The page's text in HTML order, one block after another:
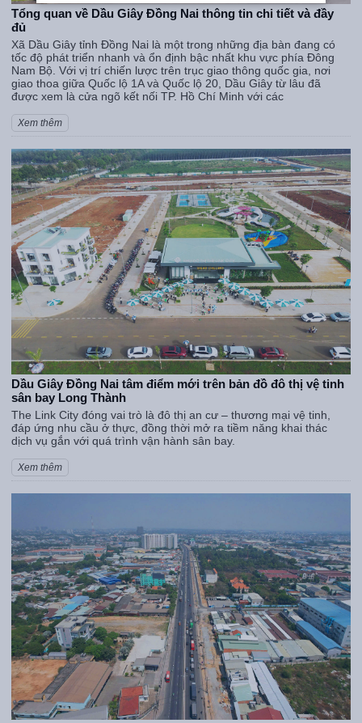
Tổng quan về Dầu Giây Đồng Nai thông tin chi tiết và đầy
đủ
Xã Dầu Giây tỉnh Đồng Nai là một trong những địa bàn đang có
tốc độ phát triển nhanh và ổn định bậc nhất khu vực phía Đông
Nam Bộ. Với vị trí chiến lược trên trục giao thông quốc gia, nơi
giao thoa giữa Quốc lộ 1A và Quốc lộ 20, Dầu Giây từ lâu đã
được xem là cửa ngõ kết nối TP. Hồ Chí Minh với các
Xem thêm
Dầu Giây Đồng Nai tâm điểm mới trên bản đồ đô thị vệ tinh
sân bay Long Thành
The Link City đóng vai trò là đô thị an cư – thương mại vệ tinh,
đáp ứng nhu cầu ở thực, đồng thời mở ra tiềm năng khai thác
dịch vụ gắn với quá trình vận hành sân bay.
Xem thêm